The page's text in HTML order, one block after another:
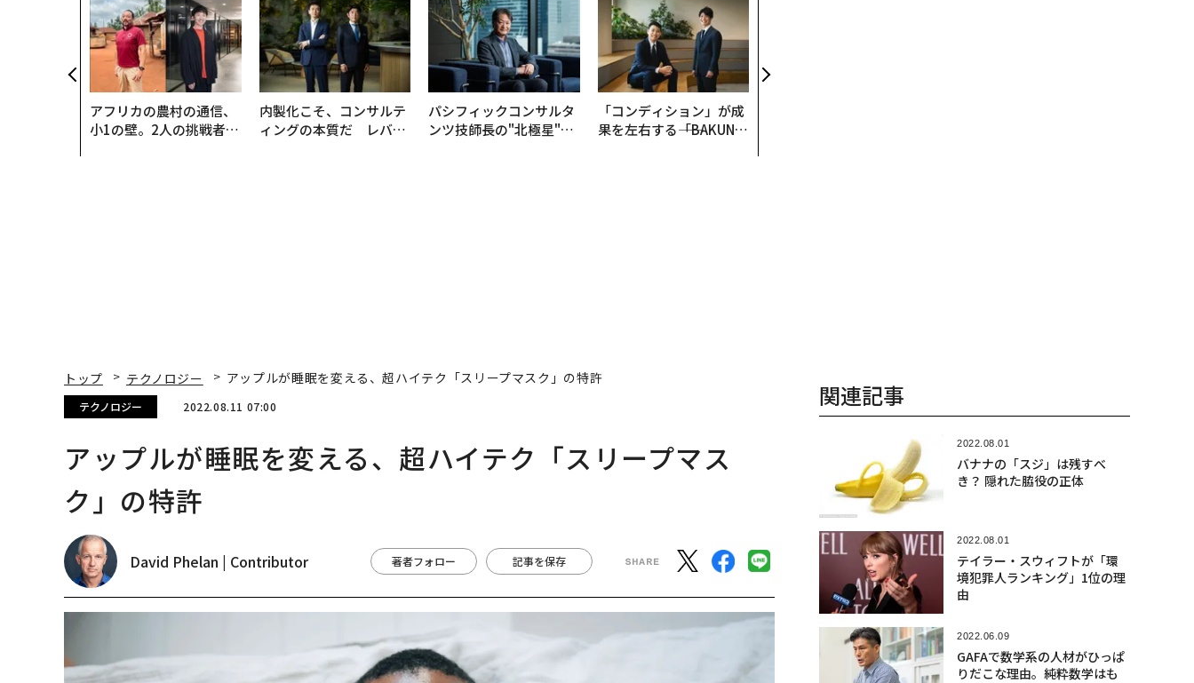
アフリカの農村の通信、
小1の壁。2人の挑戦者が
内製化こそ、コンサルテ
ィングの本質だ レバレ
パシフィックコンサルタ
ンツ技師長の"北極星"。
「コンディション」が成
果を左右する――「BAKUN
トップ テクノロジー アップルが睡眠を変える、超ハイテク「スリープマスク」の特許
テクノロジー 2022.08.11 07:00
アップルが睡眠を変える、超ハイテク「スリープマス
ク」の特許
David Phelan | Contributor 著者フォロー 記事を保存
関連記事
2022.08.01
バナナの「スジ」は残すべ
き？ 隠れた脇役の正体
2022.08.01
テイラー・スウィフトが「環
境犯罪人ランキング」1位の理
由
2022.06.09
GAFAで数学系の人材がひっぱ
りだこな理由。純粋数学はも